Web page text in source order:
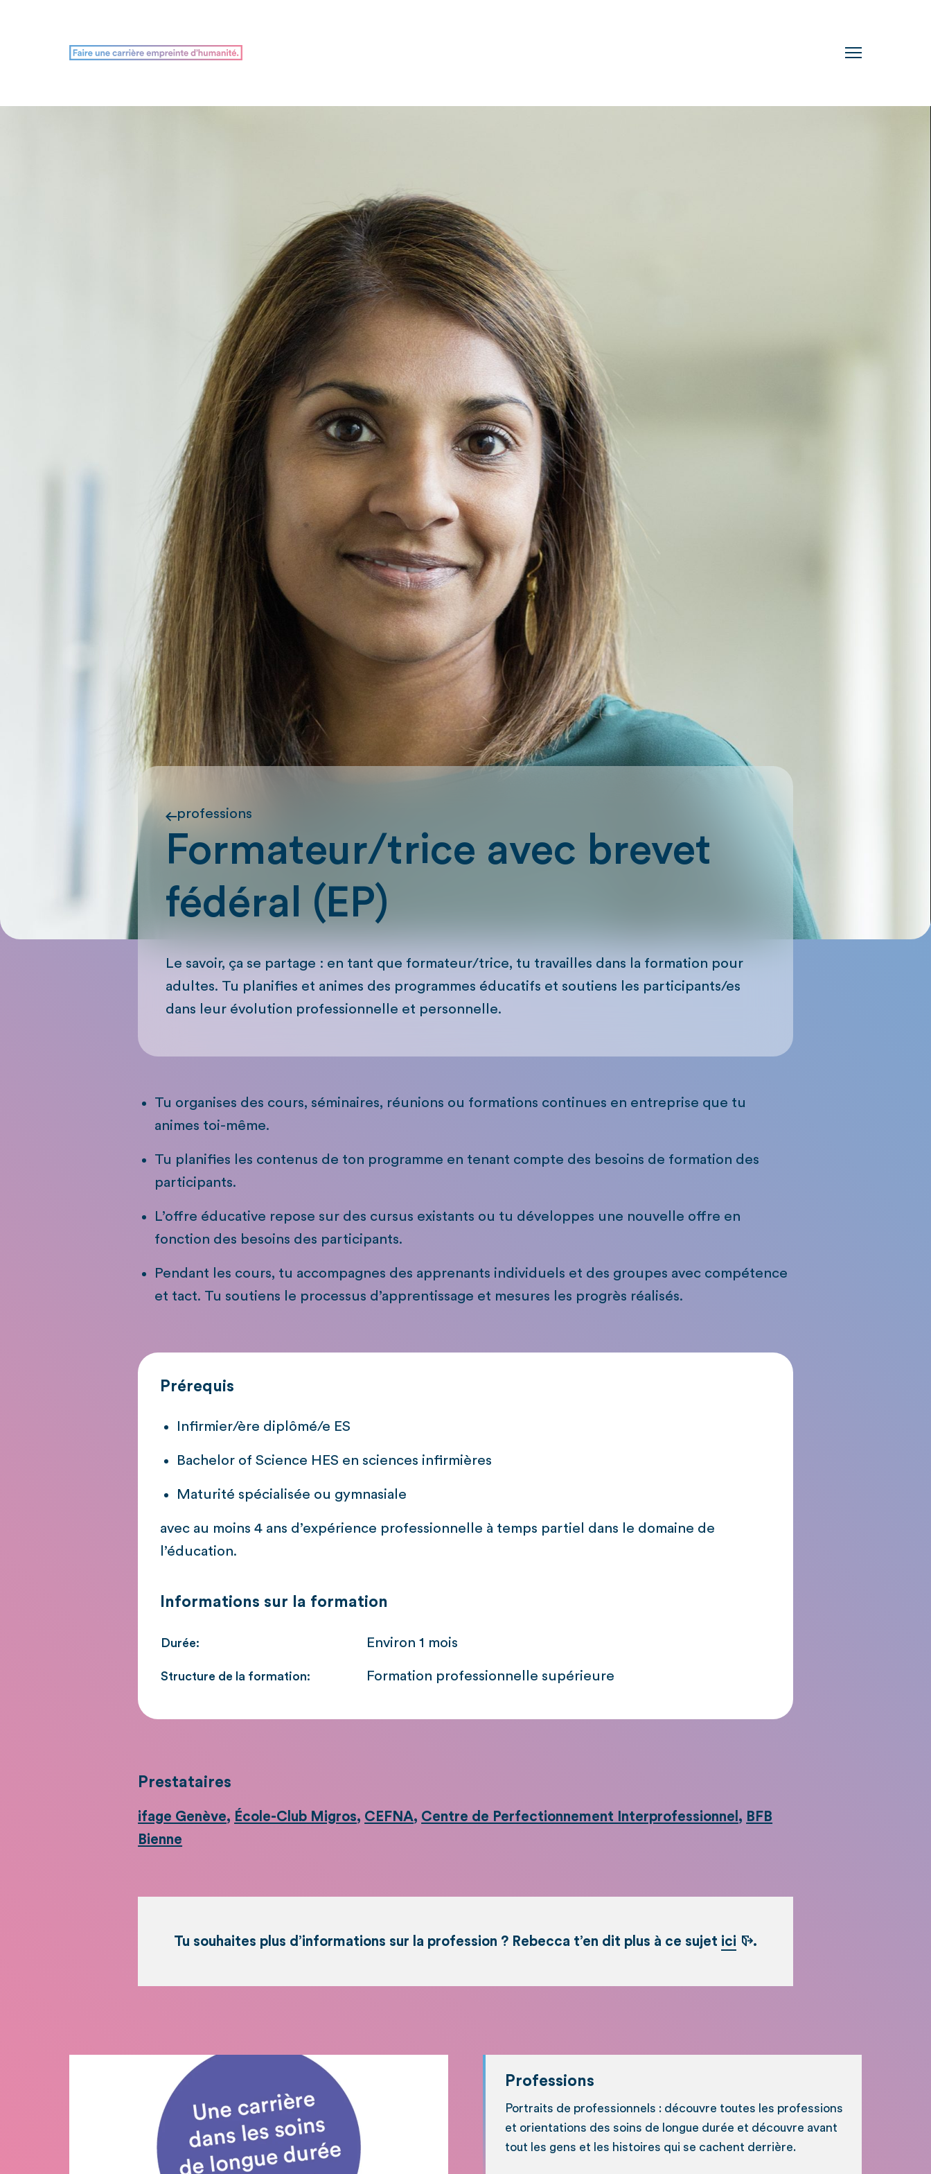
professions
Formateur/trice avec brevet
fédéral (EP)
Le savoir, ça se partage : en tant que formateur/trice, tu travailles dans la formation pour
adultes. Tu planifies et animes des programmes éducatifs et soutiens les participants/es
dans leur évolution professionnelle et personnelle.
Tu organises des cours, séminaires, réunions ou formations continues en entreprise que tu
animes toi-même.
Tu planifies les contenus de ton programme en tenant compte des besoins de formation des
participants.
L’offre éducative repose sur des cursus existants ou tu développes une nouvelle offre en
fonction des besoins des participants.
Pendant les cours, tu accompagnes des apprenants individuels et des groupes avec compétence
et tact. Tu soutiens le processus d’apprentissage et mesures les progrès réalisés.
Prérequis
Infirmier/ère diplômé/e ES
Bachelor of Science HES en sciences infirmières
Maturité spécialisée ou gymnasiale
avec au moins 4 ans d’expérience professionnelle à temps partiel dans le domaine de
l’éducation.
Informations sur la formation
Durée: Environ 1 mois
Structure de la formation: Formation professionnelle supérieure
Prestataires
ifage Genève, École-Club Migros, CEFNA, Centre de Perfectionnement Interprofessionnel , BFB
Bienne
Tu souhaites plus d’informations sur la profession ? Rebecca t’en dit plus à ce sujet ici .
Professions
Portraits de professionnels : découvre toutes les professions
et orientations des soins de longue durée et découvre avant
tout les gens et les histoires qui se cachent derrière.